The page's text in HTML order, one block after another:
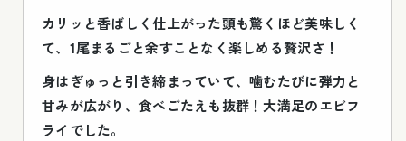
カリッと香ばしく仕上がった頭も驚くほど美味しく
て、1尾まるごと余すことなく楽しめる贅沢さ！
身はぎゅっと引き締まっていて、噛むたびに弾力と
甘みが広がり、食べごたえも抜群！大満足のエビフ
ライでした。